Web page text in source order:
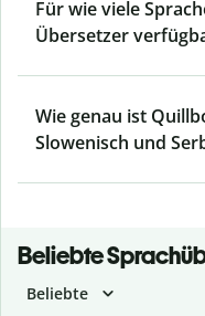
Für wie viele
Übersetzer
Wie genau ist
Slowenisch und
Beliebte
Beliebte